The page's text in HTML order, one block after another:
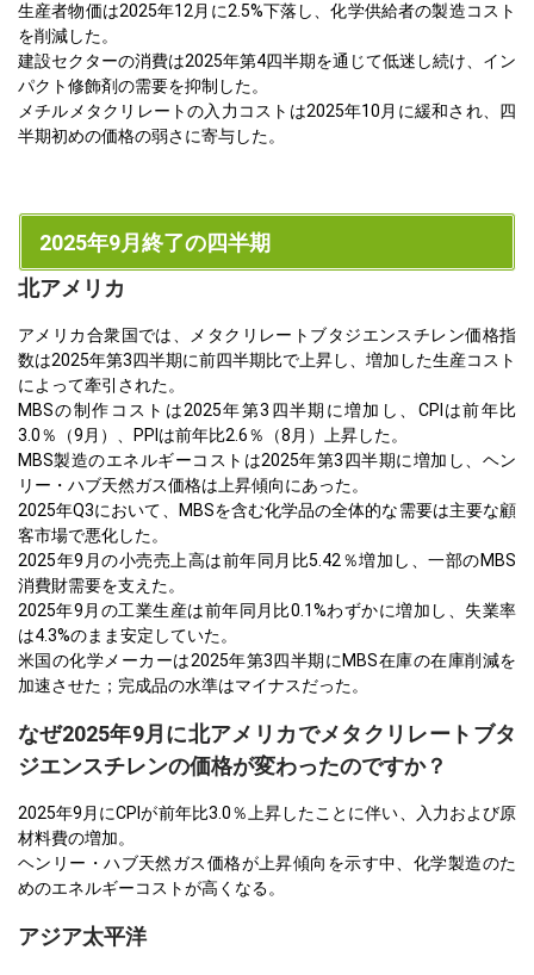
生産者物価は2025年12月に2.5%下落し、化学供給者の製造コスト
を削減した。
建設セクターの消費は2025年第4四半期を通じて低迷し続け、イン
パクト修飾剤の需要を抑制した。
メチルメタクリレートの入力コストは2025年10月に緩和され、四
半期初めの価格の弱さに寄与した。
2025年9月終了の四半期
北アメリカ
アメリカ合衆国では、メタクリレートブタジエンスチレン価格指
数は2025年第3四半期に前四半期比で上昇し、増加した生産コスト
によって牽引された。
MBSの制作コストは2025年第3四半期に増加し、CPIは前年比
3.0％（9月）、PPIは前年比2.6％（8月）上昇した。
MBS製造のエネルギーコストは2025年第3四半期に増加し、ヘン
リー・ハブ天然ガス価格は上昇傾向にあった。
2025年Q3において、MBSを含む化学品の全体的な需要は主要な顧
客市場で悪化した。
2025年9月の小売売上高は前年同月比5.42％増加し、一部のMBS
消費財需要を支えた。
2025年9月の工業生産は前年同月比0.1%わずかに増加し、失業率
は4.3%のまま安定していた。
米国の化学メーカーは2025年第3四半期にMBS在庫の在庫削減を
加速させた；完成品の水準はマイナスだった。
なぜ2025年9月に北アメリカでメタクリレートブタ
ジエンスチレンの価格が変わったのですか？
2025年9月にCPIが前年比3.0％上昇したことに伴い、入力および原
材料費の増加。
ヘンリー・ハブ天然ガス価格が上昇傾向を示す中、化学製造のた
めのエネルギーコストが高くなる。
アジア太平洋